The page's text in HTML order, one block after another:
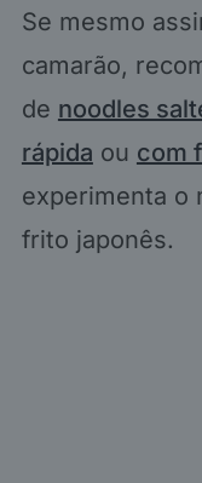
Se mesmo
camarão,
de noodles
rápida ou com
experimenta o
frito japonês.